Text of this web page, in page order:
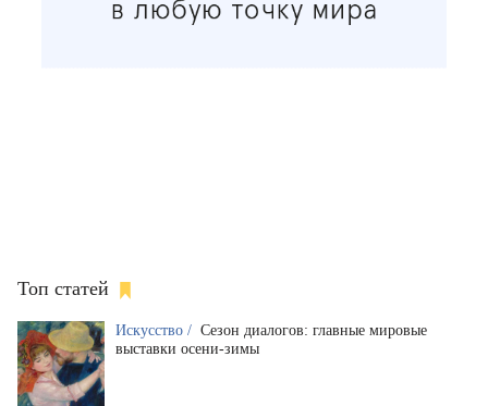
Топ статей
Искусство / Сезон диалогов: главные мировые
выставки осени-зимы